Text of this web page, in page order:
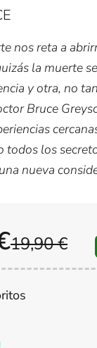
nos reta a
la muerte
y otra, no
Bruce
todos los
nueva
19,90 €